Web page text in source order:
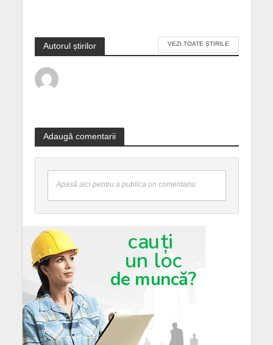
Autorul știrilor VEZI TOATE ȘTIRILE
Adaugă comentarii
Apasă aici pentru a publica un comentariu